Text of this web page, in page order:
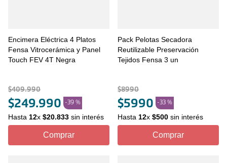
Encimera Eléctrica 4 Platos
Fensa Vitrocerámica y Panel
Touch FEV 4T Negra
$409.990
$249.990 -39 %
Hasta 12x $20.833 sin interés
Comprar
Pack Pelotas Secadora
Reutilizable Preservación
Tejidos Fensa 3 un
$8990
$5990 -33 %
Hasta12x$500 sin interés
Comprar